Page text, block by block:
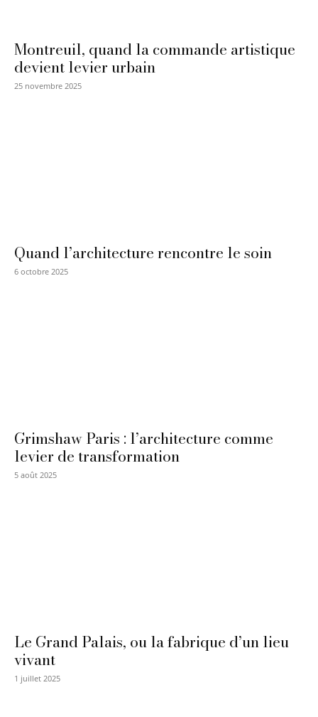
Montreuil, quand la commande artistique
devient levier urbain
25 novembre 2025
Quand l’architecture rencontre le soin
6 octobre 2025
Grimshaw Paris : l’architecture comme
levier de transformation
5 août 2025
Le Grand Palais, ou la fabrique d’un lieu
vivant
1 juillet 2025